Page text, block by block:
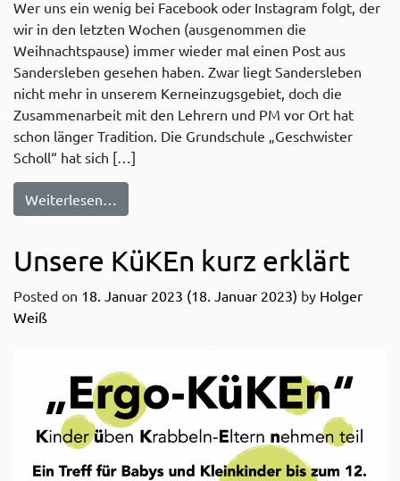
Wer uns ein wenig bei Facebook oder Instagram folgt, der
wir in den letzten Wochen (ausgenommen die
Weihnachtspause) immer wieder mal einen Post aus
Sandersleben gesehen haben. Zwar liegt Sandersleben
nicht mehr in unserem Kerneinzugsgebiet, doch die
Zusammenarbeit mit den Lehrern und PM vor Ort hat
schon länger Tradition. Die Grundschule „Geschwister
Scholl“ hat sich […]
Weiterlesen…
Unsere KüKEn kurz erklärt
Posted on 18. Januar 2023 (18. Januar 2023) by Holger
Weiß